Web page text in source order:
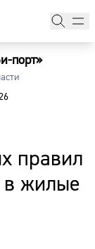
порт»
правил
в жилые